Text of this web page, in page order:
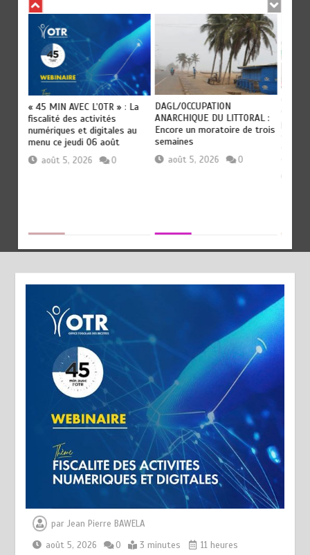
« 45 MIN AVEC L’OTR » : La
fiscalité des activités
numériques et digitales au
menu ce jeudi 06 août
août 5, 2026 0
DAGL/OCCUPATION
ANARCHIQUE DU LITTORAL :
Encore un moratoire de trois
semaines
août 5, 2026 0
parJean Pierre BAWELA
août 5, 2026
0 3 minutes 11 heures